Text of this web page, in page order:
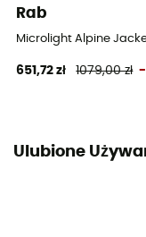
Rab
Microlight Alpine
651,72 zł 1079,00 zł -
Ulubione